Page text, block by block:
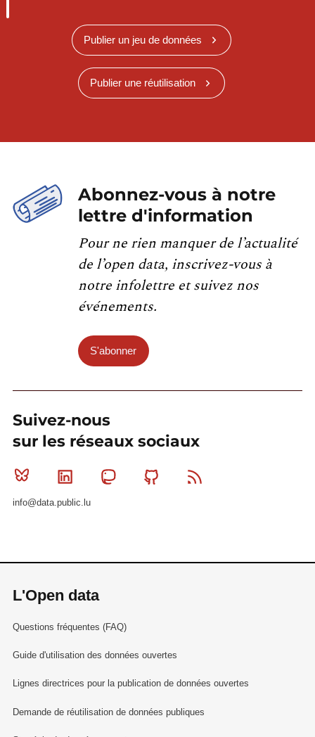
Publier un jeu de données
Publier une réutilisation
Abonnez-vous à notre
lettre d'information
Pour ne rien manquer de l’actualité
de l’open data, inscrivez-vous à
notre infolettre et suivez nos
événements.
S'abonner
Suivez-nous
sur les réseaux sociaux
Bluesky Linkedin MastodonGithub
info@data.public.lu
L'Open data
Questions fréquentes (FAQ)
Guide d'utilisation des données ouvertes
Lignes directrices pour la publication de données ouvertes
Demande de réutilisation de données publiques